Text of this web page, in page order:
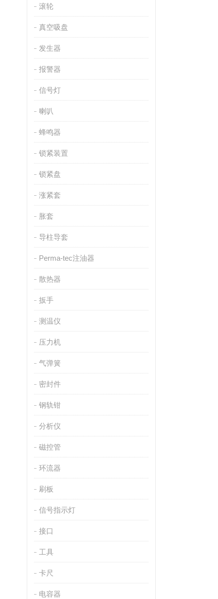
滚轮
真空吸盘
发生器
报警器
信号灯
喇叭
蜂鸣器
锁紧装置
锁紧盘
涨紧套
胀套
导柱导套
Perma-tec注油器
散热器
扳手
测温仪
压力机
气弹簧
密封件
钢轨钳
分析仪
磁控管
环流器
刷板
信号指示灯
接口
工具
卡尺
电容器